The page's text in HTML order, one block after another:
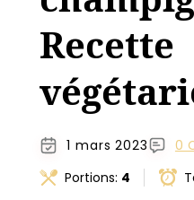
Recette
1 mars 2023
0
Portions: 4